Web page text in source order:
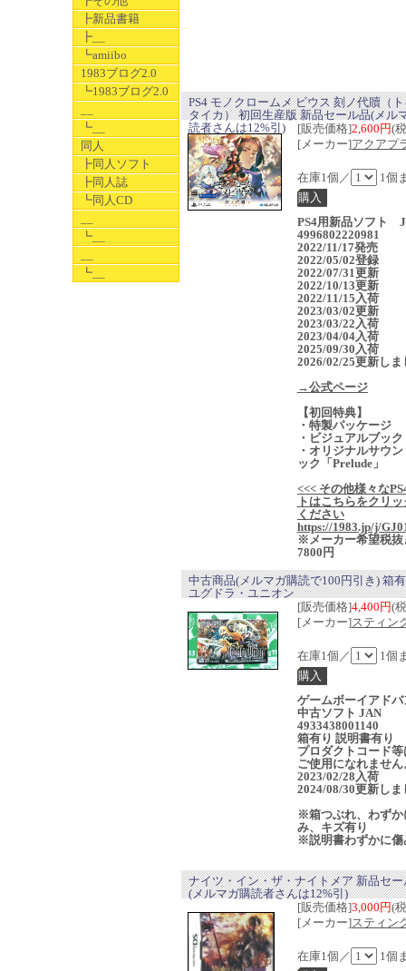
┣新品書籍
┣__
┗amiibo
1983ブログ2.0
┗1983ブログ2.0
┗__
同人
┣同人ソフト
┣同人誌
┗同人CD
┗__
┗__
PS4 モノクロームメ ビウス 刻ノ代贖（
タイカ） 初回生産版 新品セール品(メル
読者さんは12%引)
[販売価格]2,600円(
[メーカー]アクアプ
在庫1個／ 1個
PS4用新品ソフト
4996802220981
2022/11/17発売
2022/05/02登録
2022/07/31更新
2022/10/13更新
2022/11/15入荷
2023/03/02更新
2023/03/22入荷
2023/04/04入荷
2025/09/30入荷
2026/02/25更新しま
→公式ページ
【初回特典】
・特製パッケージ
・ビジュアルブック
・オリジナルサウ
ック「Prelude」
<<< その他様々な
トはこちらをクリ
ください
https://1983.jp/j/
※メーカー希望税抜
7800円
中古商品(メルマガ購読で100円引き) 箱
ユグドラ・ユニオン
[販売価格]4,400円(
[メーカー]スティン
在庫1個／ 1個
ゲームボーイアドバ
中古ソフト JAN
4933438001140
箱有り 説明書有り
プロダクトコード
ご使用になれません
2023/02/28入荷
2024/08/30更新しま
※箱つぶれ、わずか
み、キズ有り
※説明書わずかに傷
ナイツ・イン・ザ・ナイトメア 新品セー
(メルマガ購読者さんは12%引)
[販売価格]3,000円(
[メーカー]スティン
在庫1個／ 1個